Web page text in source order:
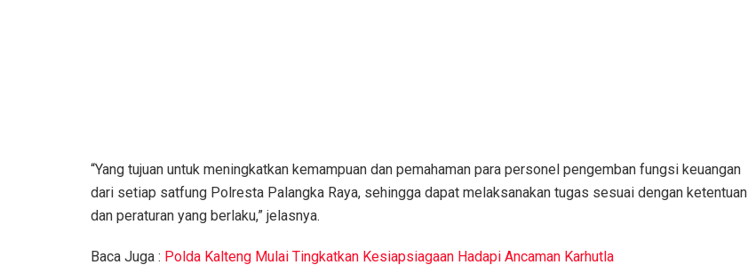
“Yang tujuan untuk meningkatkan kemampuan dan pemahaman para personel pengemban fungsi keuangan
dari setiap satfung Polresta Palangka Raya, sehingga dapat melaksanakan tugas sesuai dengan ketentuan
dan peraturan yang berlaku,” jelasnya.
Baca Juga : Polda Kalteng Mulai Tingkatkan Kesiapsiagaan Hadapi Ancaman Karhutla